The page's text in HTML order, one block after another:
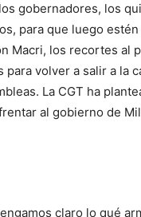
gobernadores, los
para que luego
Macri, los recortes al
volver a salir a la
La CGT ha
al gobierno de
claro lo qué